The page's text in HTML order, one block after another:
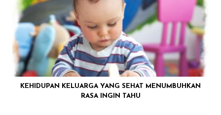
KEHIDUPAN KELUARGA YANG SEHAT MENUMBUHKAN
RASA INGIN TAHU